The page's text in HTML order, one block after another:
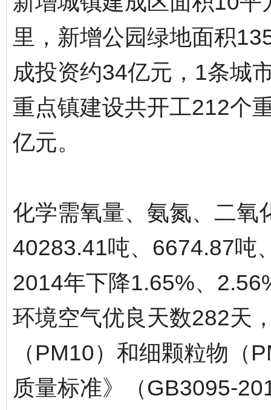
里，新增公园绿地面积
成投资约34亿元，1条城
重点镇建设共开工212个
亿元。
化学需氧量、氨氮、二氧
40283.41吨、6674.87吨
2014年下降1.65%、
环境空气优良天数282天
（PM10）和细颗粒物（
质量标准》（GB3095-